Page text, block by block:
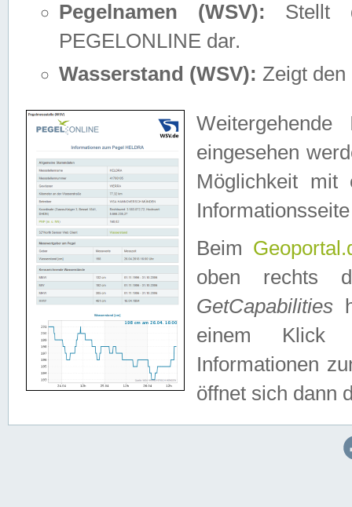
Pegelnamen (WSV): Stellt
PEGELONLINE dar.
Wasserstand (WSV): Zeigt den
eingesehen
Möglichkeit mit
Beim
oben rechts
GetCapabilities
einem Klick
Informationen
öffnet sich dann